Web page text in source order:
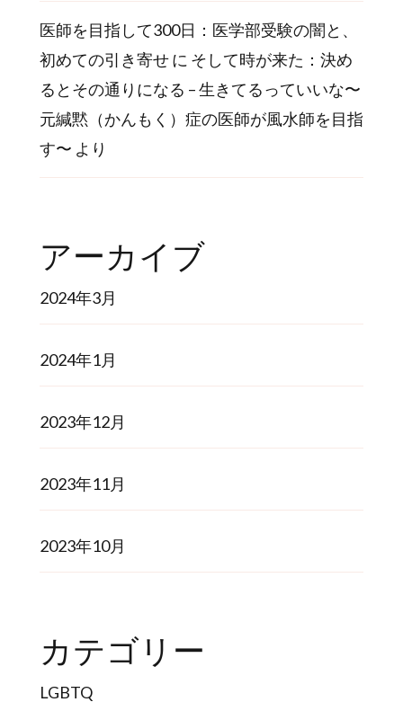
医師を目指して300日：医学部受験の闇と、
初めての引き寄せに そして時が来た：決め
るとその通りになる – 生きてるっていいな〜
元緘黙（かんもく）症の医師が風水師を目指
す〜 より
アーカイブ
2024年3月
2024年1月
2023年12月
2023年11月
2023年10月
カテゴリー
LGBTQ